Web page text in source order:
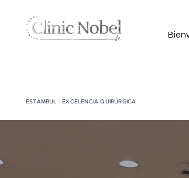
ESTAMBUL - EXCELENCIA QUIRÚRGICA